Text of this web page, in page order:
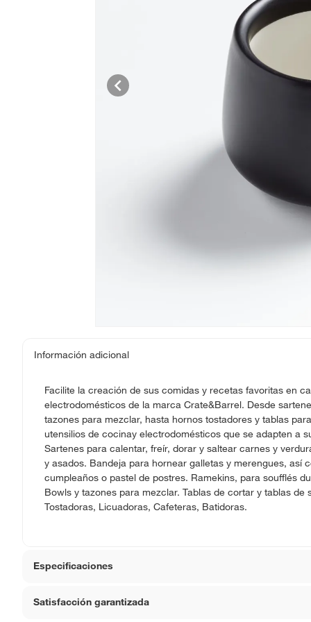
Información adicional
Facilite la creación de sus comidas y recetas favoritas en
electrodomésticos de la marca Crate&Barrel. Desde
tazones para mezclar, hasta hornos tostadores y tablas
utensilios de cocinay electrodomésticos que se adapten a
Sartenes para calentar, freír, dorar y saltear carnes y
y asados. Bandeja para hornear galletas y merengues, así
cumpleaños o pastel de postres. Ramekins, para soufflés
Bowls y tazones para mezclar. Tablas de cortar y tablas
Tostadoras, Licuadoras, Cafeteras, Batidoras.
Especificaciones
Material
Satisfacción garantizada